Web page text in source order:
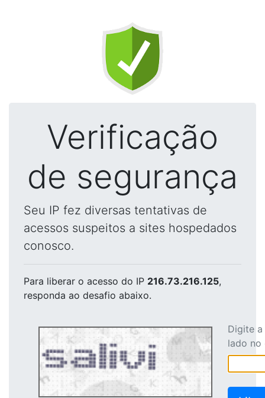
Verificação
de segurança
Seu IP fez diversas tentativas de
acessos suspeitos a sites hospedados
conosco.
Para liberar o acesso do IP 216.73.216.125,
responda ao desafio abaixo.
Digite
lado no